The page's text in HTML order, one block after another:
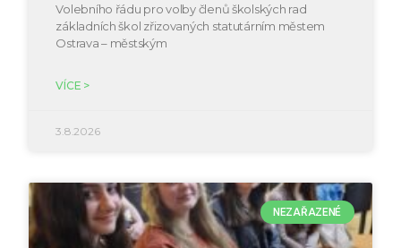
Volebního řádu pro volby členů školských rad
základních škol zřizovaných statutárním městem
Ostrava – městským
VÍCE >
3.8.2026
NEZAŘAZENÉ